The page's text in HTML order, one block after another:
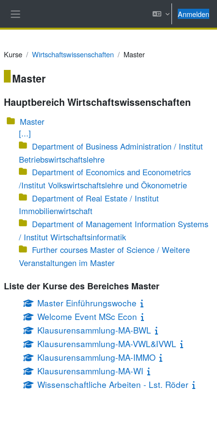
Anmelden
Kurse Wirtschaftswissenschaften Master
Master
Hauptbereich Wirtschaftswissenschaften
Master
[...]
Department of Business Administration / Institut
Betriebswirtschaftslehre
Department of Economics and Econometrics
/Institut Volkswirtschaftslehre und Ökonometrie
Department of Real Estate / Institut
Immobilienwirtschaft
Department of Management Information Systems
/ Institut Wirtschaftsinformatik
Further courses Master of Science / Weitere
Veranstaltungen im Master
Liste der Kurse des Bereiches Master
Master Einführungswoche
Welcome Event MSc Econ
Klausurensammlung-MA-BWL
Klausurensammlung-MA-VWL&IVWL
Klausurensammlung-MA-IMMO
Klausurensammlung-MA-WI
Wissenschaftliche Arbeiten - Lst. Röder